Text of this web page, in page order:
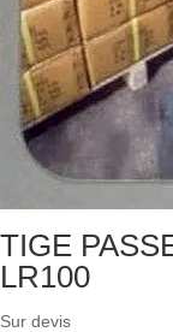
TIGE
LR100
Sur devis